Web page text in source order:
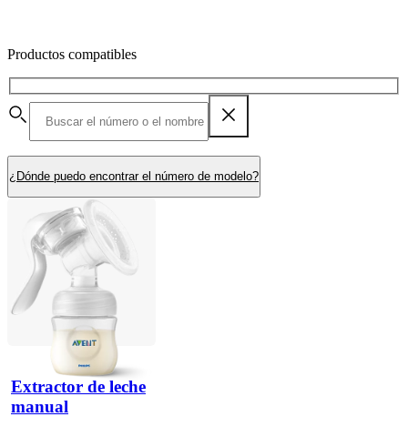
Productos compatibles
¿Dónde puedo encontrar el número de modelo?
Extractor de leche
manual